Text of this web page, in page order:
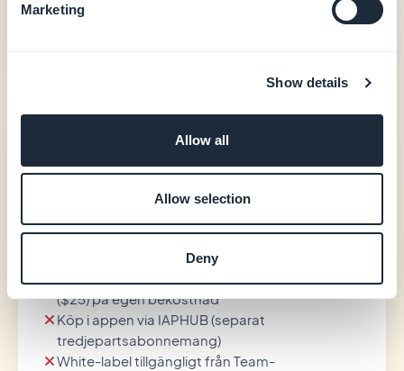
Marketing
Show details
Allow all
Allow selection
Deny
—
Hosting och Postgres-databas ingår
Visuell canvas och Collections i abonnemanget
($25) på egen bekostnad
Köp i appen via IAPHUB (separat
tredjepartsabonnemang)
White-label tillgängligt från Team-